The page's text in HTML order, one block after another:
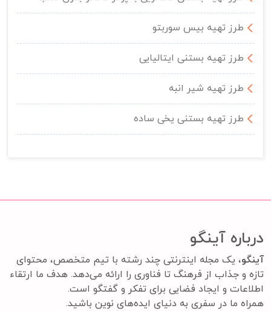
طرز تهیه بیس سوربتو
طرز تهیه بستنی ایتالیایی
طرز تهیه شیر انبه
طرز تهیه بستنی یخی ساده
درباره آینگو
آینگو، یک مجله اینترنتی چند رشته با تیم متخصص، محتوای
تازه و جذاب از فرهنگ تا فناوری را ارائه می‌دهد. هدف ما ارتقاء
اطلاعات و ایجاد فضایی برای تفکر و گفتگو است.
همراه ما در سفری به دنیای ایده‌های نوین باشید.